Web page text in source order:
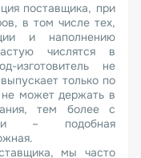
поставщика, при
в том числе тех,
и наполнению
числятся в
изготовитель не
только по
может держать в
тем более с
– подобная
мы часто